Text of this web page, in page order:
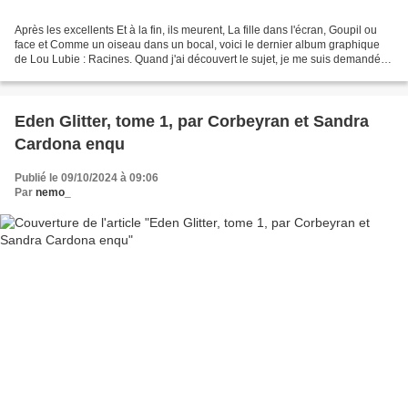
Après les excellents Et à la fin, ils meurent, La fille dans l'écran, Goupil ou
face et Comme un oiseau dans un bocal, voici le dernier album graphique
de Lou Lubie : Racines. Quand j'ai découvert le sujet, je me suis demandé
Eden Glitter, tome 1, par Corbeyran et Sandra
Cardona enqu
Publié le 09/10/2024 à 09:06
Par nemo_